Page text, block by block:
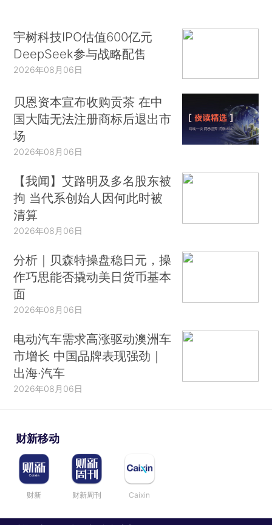
宇树科技IPO估值600亿元
DeepSeek参与战略配售
2026年08月06日
贝恩资本宣布收购贡茶 在中
国大陆无法注册商标后退出市
场
2026年08月06日
【我闻】艾路明及多名股东被
拘 当代系创始人因何此时被
清算
2026年08月06日
分析｜贝森特操盘稳日元，操
作巧思能否撬动美日货币基本
面
2026年08月06日
电动汽车需求高涨驱动澳洲车
市增长 中国品牌表现强劲｜
出海·汽车
2026年08月06日
财新移动
财新 财新周刊 Caixin